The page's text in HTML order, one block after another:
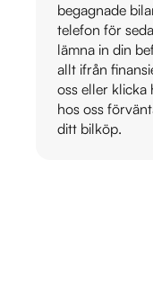
begagnade
telefon för
lämna in din
allt ifrån
oss eller klicka
hos oss
ditt bilköp.